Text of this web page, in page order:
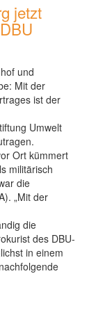
jetzt
und
Mit der
ist der
Umwelt
Ort kümmert
militärisch
die
„Mit der
die
des DBU-
in einem